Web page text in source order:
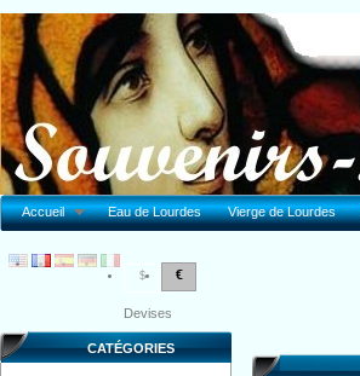
Accueil Eau de Lourdes Vierge de Lourdes
$ €
Devises
CATÉGORIES